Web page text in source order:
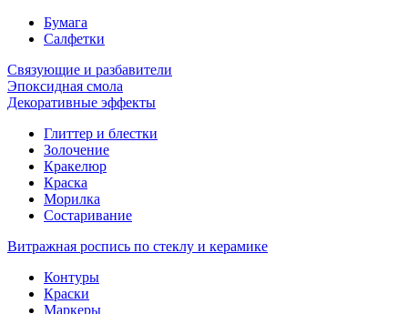
Бумага
Салфетки
Связующие и разбавители
Эпоксидная смола
Декоративные эффекты
Глиттер и блестки
Золочение
Кракелюр
Краска
Морилка
Состаривание
Витражная роспись по стеклу и керамике
Контуры
Краски
Маркеры